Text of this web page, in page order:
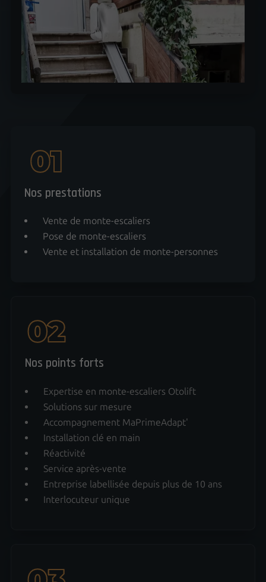
Nos prestations
Vente de monte-escaliers
Pose de monte-escaliers
Vente et installation de monte-personnes
Nos points forts
Expertise en monte-escaliers Otolift
Solutions sur mesure
Accompagnement MaPrimeAdapt'
Installation clé en main
Réactivité
Service après-vente
Entreprise labellisée depuis plus de 10 ans
Interlocuteur unique